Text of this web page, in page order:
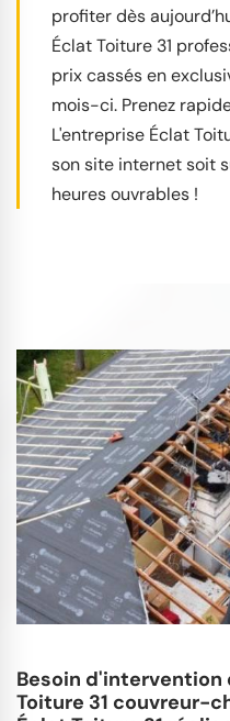
profiter dès
Éclat Toiture 31
prix cassés en
mois-ci. Prenez
L'entreprise Éclat
son site internet soit
heures ouvrables !
Besoin d'intervention
Toiture 31 couvreur-